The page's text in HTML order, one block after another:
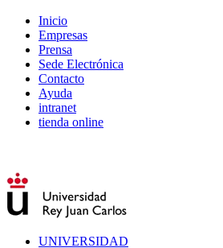
Inicio
Empresas
Prensa
Sede Electrónica
Contacto
Ayuda
intranet
tienda online
UNIVERSIDAD